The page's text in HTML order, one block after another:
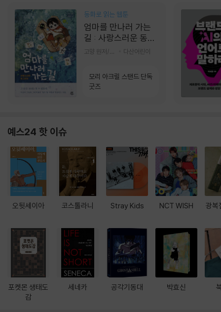
동화로 읽는 웹툰
엄마를 만나러 가는
길 : 사랑스러운 동그
라미
다산어린이
모리 아크릴 스탠드 단독
굿즈
예스24 핫 이슈
오뒷세이아
포켓몬 생태도
감
코스톨라니
세네카
Stray Kids
공각기동대
NCT WISH
박효신
광복